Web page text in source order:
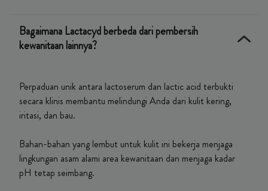
Bagaimana Lactacyd berbeda dari pembersih
kewanitaan lainnya?
Perpaduan unik antara lactoserum dan lactic acid terbukti
secara klinis membantu melindungi Anda dari kulit kering,
iritasi, dan bau.
Bahan-bahan yang lembut untuk kulit ini bekerja menjaga
lingkungan asam alami area kewanitaan dan menjaga kadar
pH tetap seimbang.